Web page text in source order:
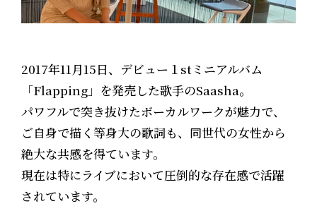
2017年11月15日、デビュー１stミニアルバム
「Flapping」を発売した歌手のSaasha。
パワフルで突き抜けたボーカルワークが魅力で、
ご自身で描く等身大の歌詞も、同世代の女性から
絶大な共感を得ています。
現在は特にライブにおいて圧倒的な存在感で活躍
されています。